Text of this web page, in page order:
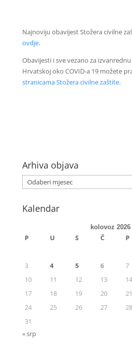
Najnoviju obavijest Stožera civilne
ovdje.
Obavijesti i sve vezano za
Hrvatskoj oko COVID-a 19 možete
stranicama Stožera civilne zaštite.
Arhiva objava
Kalendar
kolovoz 2026
P U S Č P
3
4 5 6 7
10
11 12 13 14
17
18 19 20 21
24
25 26 27 28
31
« srp